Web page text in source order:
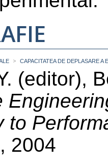
> CAPACITATEA DE DEPLASARE
(editor),
to
2004